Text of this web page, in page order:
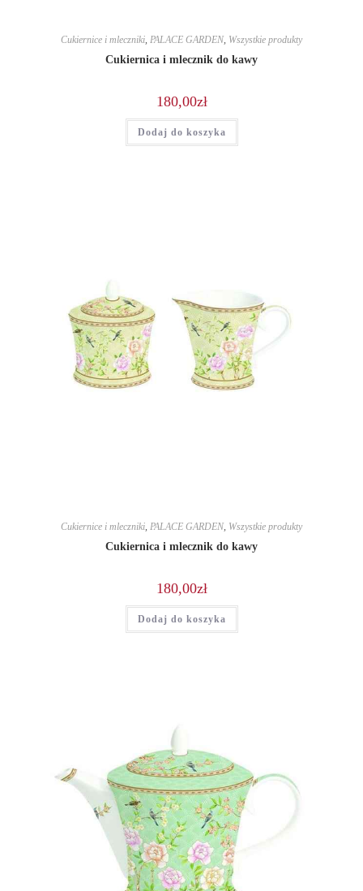
Cukiernice i mleczniki PALACE GARDEN Wszystkie produkty
Cukiernica i mlecznik do kawy
180,00zł
Dodaj do koszyka
Cukiernice i mleczniki, PALACE GARDEN, Wszystkie produkty
Cukiernica i mlecznik do kawy
180,00zł
Dodaj do koszyka